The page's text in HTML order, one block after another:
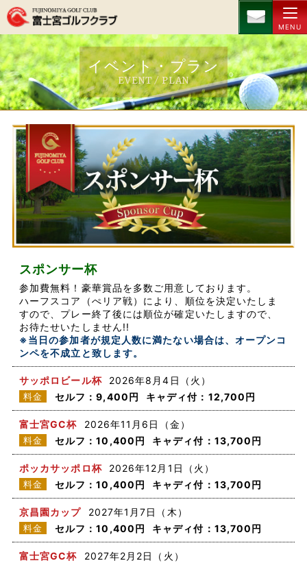
MENU
イベント・プラン
EVENT ⁄ PLAN
スポンサー杯
参加費無料！豪華賞品を多数ご用意しております。
ハーフスコア（ぺリア戦）により、順位を決定いたしま
すので、プレー終了後には順位が確定いたしますので、
お待たせいたしません!!
※当日の参加者が規定人数に満たない場合は、オープンコ
ンペを不成立と致します。
サッポロビール杯 2026年8月4日（火）
料金 セルフ：9,400円 キャディ付：12,700円
富士宮GC杯 2026年11月6日（金）
料金 セルフ：10,400円 キャディ付：13,700円
ポッカサッポロ杯 2026年12月1日（火）
料金 セルフ：10,400円 キャディ付：13,700円
京昌園カップ 2027年1月7日（木）
料金 セルフ：10,400円 キャディ付：13,700円
富士宮GC杯 2027年2月2日（火）